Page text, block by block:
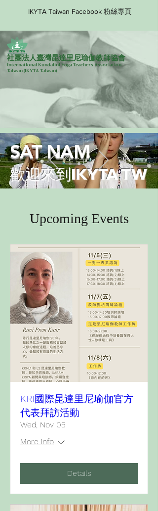
IKYTA Taiwan Facebook 粉絲專頁
社團法人臺灣昆達里尼瑜伽教師協會
International Kundalini Yoga Teachers Association
Taiwan(IKYTA Taiwan)
SAT NAM
歡迎來到IKYTA TW
Upcoming Events
KRI國際昆達里尼瑜伽官方
代表拜訪活動
Wed, Nov 05
More info
Details